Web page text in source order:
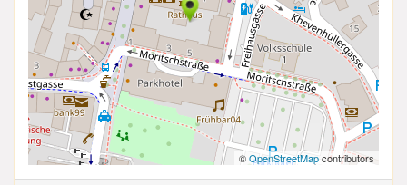
©OpenStreetMapcontributors